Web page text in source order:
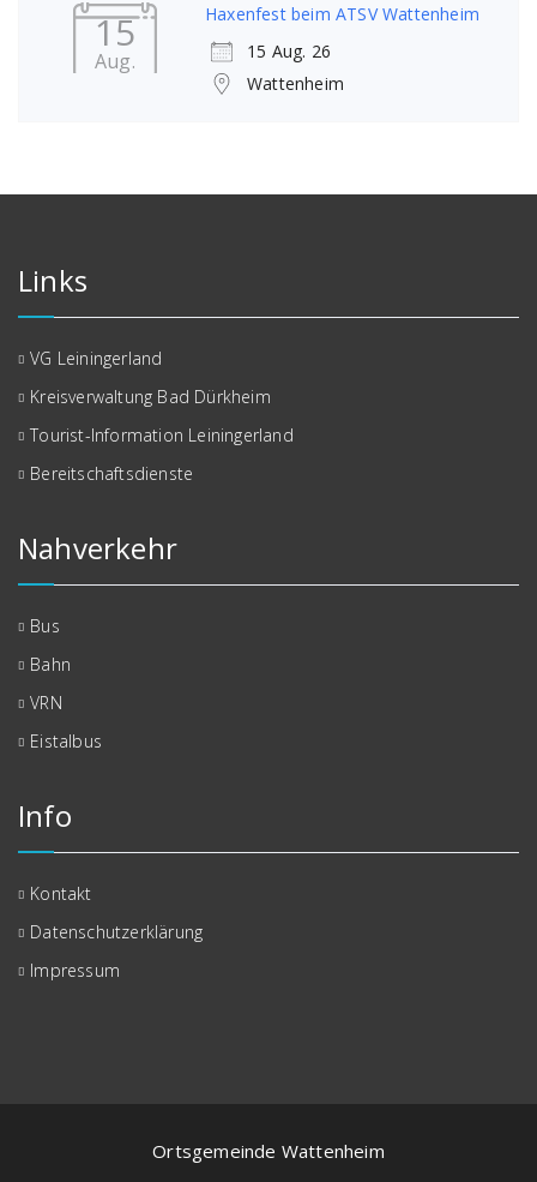
15
Aug.
Haxenfest beim ATSV Wattenheim
15 Aug. 26
Wattenheim
Links
VG Leiningerland
Kreisverwaltung Bad Dürkheim
Tourist-Information Leiningerland
Bereitschaftsdienste
Nahverkehr
Bus
Bahn
VRN
Eistalbus
Info
Kontakt
Datenschutzerklärung
Impressum
Ortsgemeinde Wattenheim